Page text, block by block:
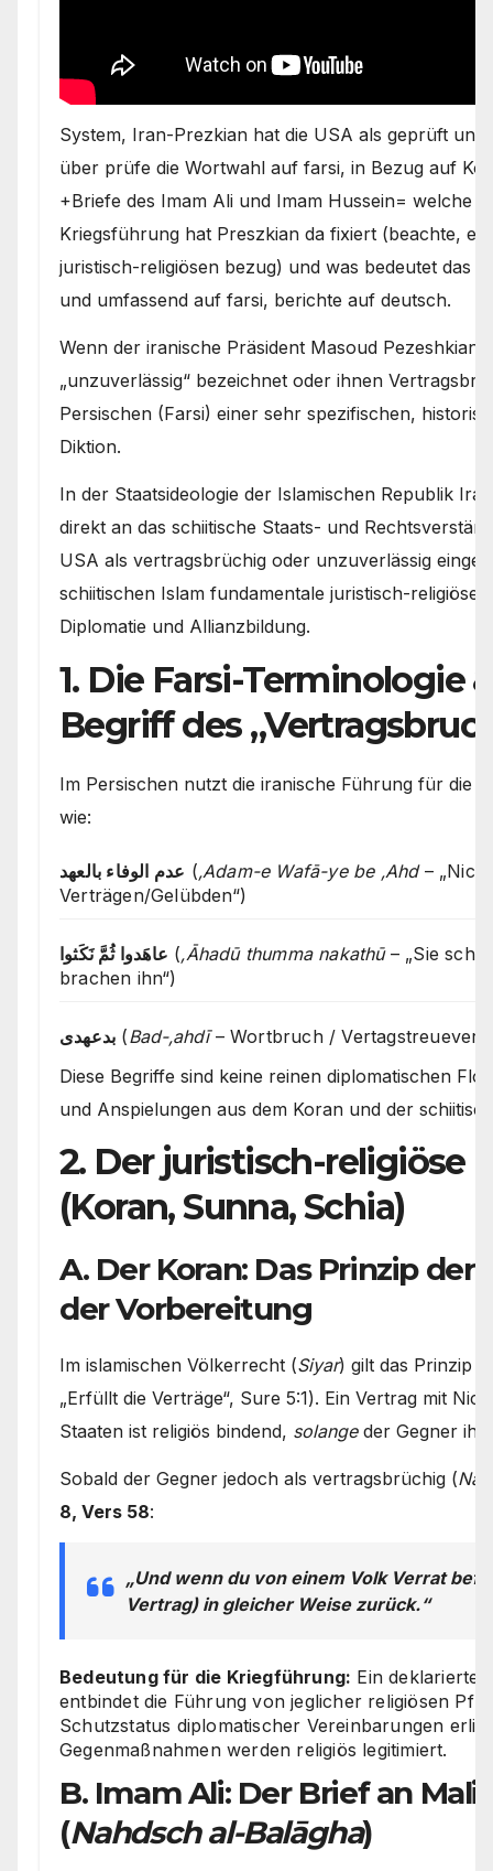
System, Iran-Prezkian hat die USA als geprüft
über prüfe die Wortwahl auf farsi, in Bezug auf
+Briefe des Imam Ali und Imam Hussein= welche
Kriegsführung hat Preszkian da fixiert (beachte,
juristisch-religiösen bezug) und was bedeutet das
und umfassend auf farsi, berichte auf deutsch.
Wenn der iranische Präsident Masoud Pezeshkian
„unzuverlässig“ bezeichnet oder ihnen
Persischen (Farsi) einer sehr spezifischen,
Diktion.
In der Staatsideologie der Islamischen Republik
direkt an das schiitische Staats- und
USA als vertragsbrüchig oder unzuverlässig
schiitischen Islam fundamentale juristisch-religiöse
Diplomatie und Allianzbildung.
1. Die Farsi-Terminologie
Begriff des
Im Persischen nutzt die iranische Führung für die
wie:
عدم الوفاء بالعهد (‚Adam-e Wafā-ye be ‚Ahd–
Verträgen/Gelübden“)
عاهَدوا ثُمَّ نَكَثوا (‚Āhadū thumma nakathū– „Sie
brachen ihn“)
بدعهدی (Bad-‚ahdī– Wortbruch /
Diese Begriffe sind keine reinen diplomatischen
und Anspielungen aus dem Koran und der
2. Der juristisch-religiöse
(Koran, Sunna, Schia)
A. Der Koran: Das Prinzip
der Vorbereitung
Im islamischen Völkerrecht (Siyar) gilt das Prinzip
„Erfüllt die Verträge“, Sure 5:1). Ein Vertrag mit
Staaten ist religiös bindend, solangeder Gegner ihn
Sobald der Gegner jedoch als vertragsbrüchig (
8, Vers 58:
„Und wenn du von einem Volk Verrat
Vertrag) in gleicher Weise zurück.“
Bedeutung für die Kriegführung: Ein
entbindet die Führung von jeglicher religiösen
Schutzstatus diplomatischer Vereinbarungen
Gegenmaßnahmen werden religiös legitimiert.
B. Imam Ali: Der Brief an
(Nahdsch al-Balāgha)